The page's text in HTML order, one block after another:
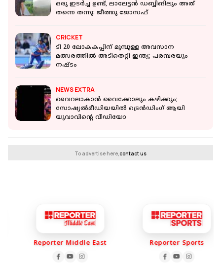
ഒരു ഇടർച്ച ഉണ്ട്, ലാലേട്ടൻ ഡബ്ബിങിലും അത്
തന്നെ തന്നു: ജീത്തു ജോസഫ്
CRICKET
ടി 20 ലോകകപ്പിന് മുമ്പുള്ള അവസാന
മത്സരത്തിൽ അടിതെറ്റി ഇന്ത്യ; പരമ്പരയും
നഷ്ടം
NEWS EXTRA
വൈറലാകാന്‍ വൈക്കോലും കഴിക്കും;
സോഷ്യല്‍മീഡിയയില്‍ ട്രെന്‍ഡിംഗ് ആയി
യുവാവിന്റെ വീഡിയോ
To advertise here,contact us
Reporter Middle East Reporter Sports